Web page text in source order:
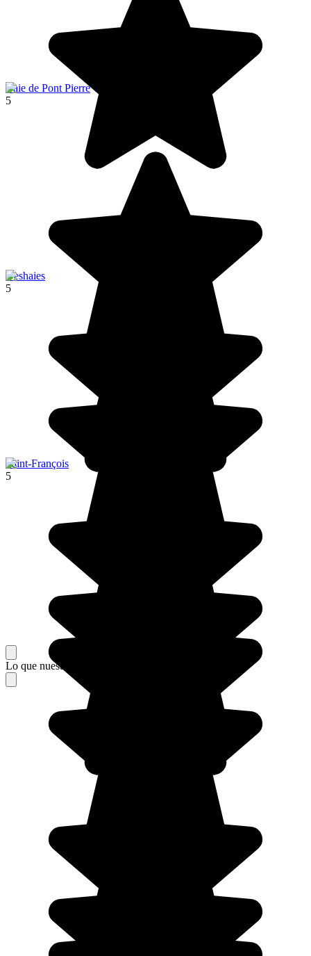
Baie de Pont Pierre
5
Deshaies
5
Saint-François
5
Lo que nuestros viajeros piensan de su estancia